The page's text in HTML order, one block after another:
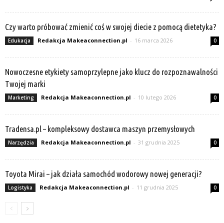
Czy warto próbować zmienić coś w swojej diecie z pomocą dietetyka?
Edukacja Redakcja Makeaconnection.pl - 16 marca 2026 0
Nowoczesne etykiety samoprzylepne jako klucz do rozpoznawalności
Twojej marki
Marketing Redakcja Makeaconnection.pl - 10 lutego 2026 0
Tradensa.pl – kompleksowy dostawca maszyn przemysłowych
Narzędzia Redakcja Makeaconnection.pl - 31 grudnia 2025 0
Toyota Mirai – jak działa samochód wodorowy nowej generacji?
Logistyka Redakcja Makeaconnection.pl - 11 grudnia 2025 0